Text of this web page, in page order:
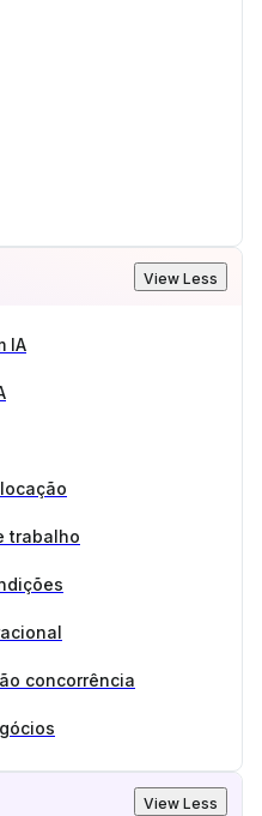
View Less
IA
trabalho
concorrência
View Less